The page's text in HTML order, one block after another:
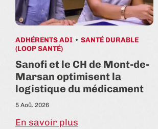
ADHÉRENTS ADI
SANTÉ DURABLE
(LOOP SANTÉ)
Sanofi et le CH de Mont-de-
Marsan optimisent la
logistique du médicament
5 Aoû. 2026
En savoir plus